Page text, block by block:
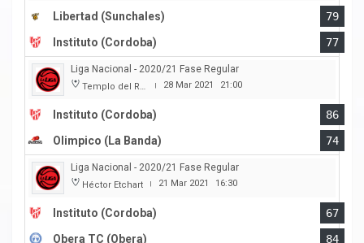
Libertad (Sunchales)
79
Instituto (Cordoba)
77
Liga Nacional - 2020/21 Fase Regular
Templo del Rock | 28 Mar 2021 21:00
Instituto (Cordoba)
86
Olimpico (La Banda)
74
Liga Nacional - 2020/21 Fase Regular
Héctor Etchart | 21 Mar 2021 16:30
Instituto (Cordoba)
67
Obera TC (Obera)
84